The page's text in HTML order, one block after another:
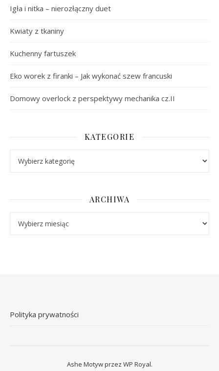
Igła i nitka – nierozłączny duet
Kwiaty z tkaniny
Kuchenny fartuszek
Eko worek z firanki – Jak wykonać szew francuski
Domowy overlock z perspektywy mechanika cz.II
KATEGORIE
ARCHIWA
Polityka prywatności
Ashe Motyw przez WP Royal.